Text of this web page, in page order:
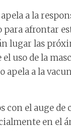
apela a la
afrontar
las
uso de la
a la
el auge de
en el